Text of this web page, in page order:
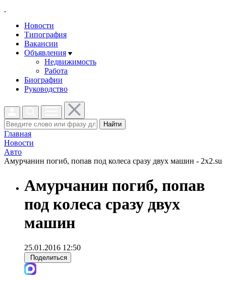
Новости
Типография
Вакансии
Объявления
Недвижимость
Работа
Биографии
Руководство
Найти
Главная
Новости
Авто
Амурчанин погиб, попав под колеса сразу двух машин - 2x2.su
Амурчанин погиб, попав
под колеса сразу двух
машин
25.01.2016 12:50
Поделиться